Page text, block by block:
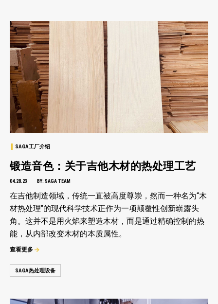
SAGA工厂介绍
锻造音色：关于吉他木材的热处理工艺
04.28.23 BY: SAGA TEAM
在吉他制造领域，传统一直被高度尊崇，然而一种名为“木
材热处理”的现代科学技术正作为一项颠覆性创新崭露头
角。这并不是用火焰来塑造木材，而是通过精确控制的热
能，从内部改变木材的本质属性。
查看更多
SAGA热处理设备